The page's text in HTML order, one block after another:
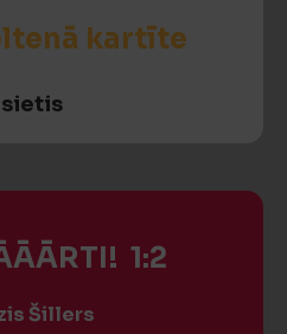
kartīte
1:2
Šillers